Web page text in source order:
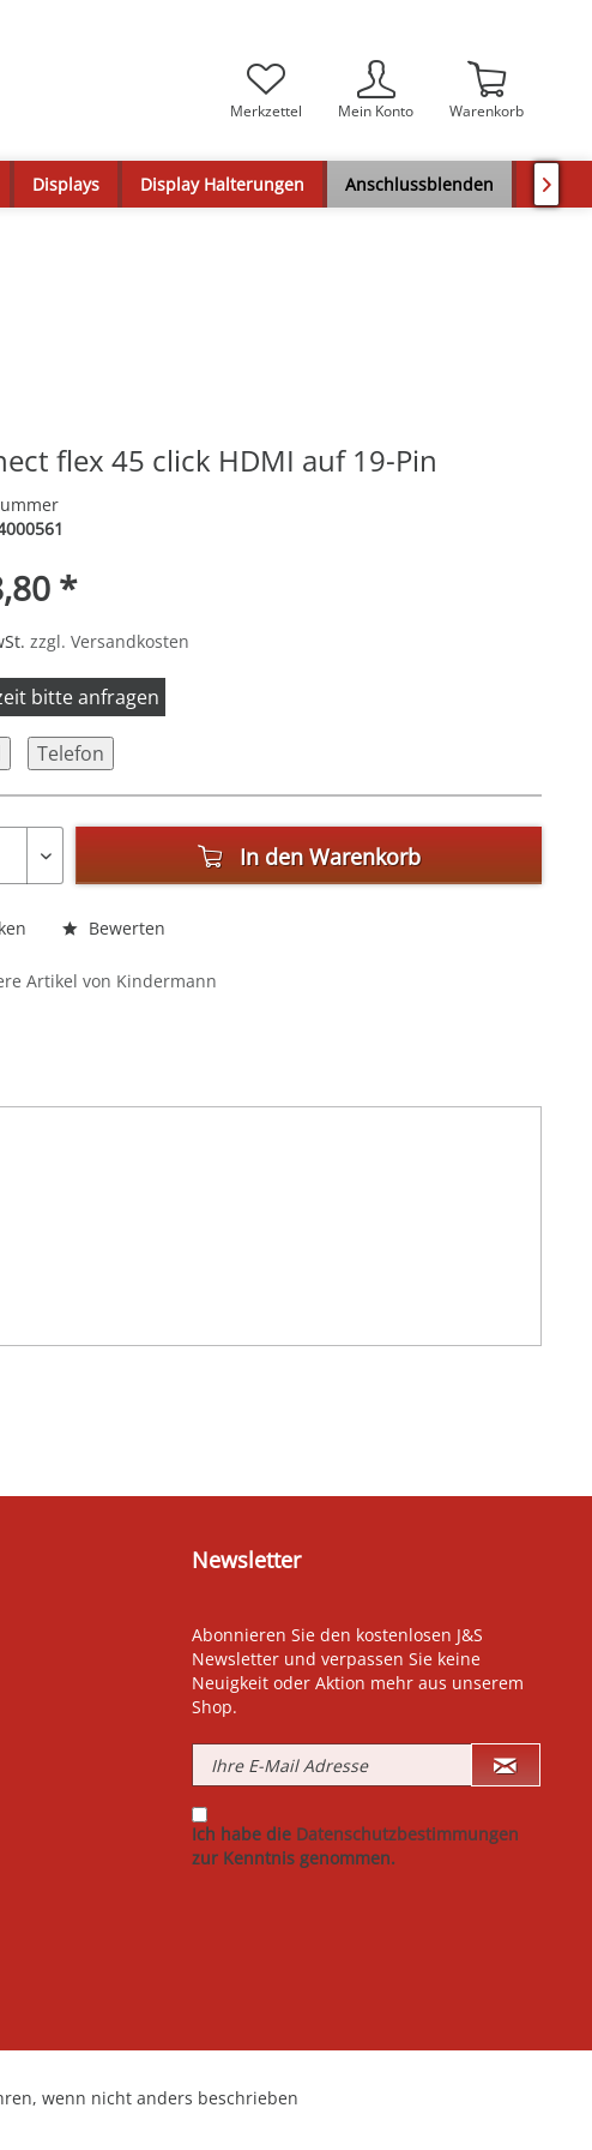
Merkzettel Mein Konto Warenkorb
Displays Display Halterungen Anschlussblenden 
flex 45 click HDMI auf 19-Pin
*
zzgl. Versandkosten
bitte anfragen
Telefon
In den Warenkorb
Bewerten
Artikel von Kindermann
Newsletter
Abonnieren Sie den kostenlosen J&S
Newsletter und verpassen Sie keine
Neuigkeit oder Aktion mehr aus unserem
Shop.
Ich habe die Datenschutzbestimmungen
zur Kenntnis genommen.
wenn nicht anders beschrieben